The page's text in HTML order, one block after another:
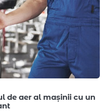
de aer al mașinii cu un